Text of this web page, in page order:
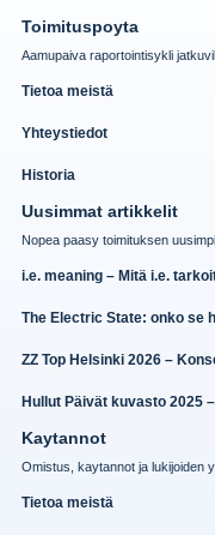
Toimituspoyta
Aamupaiva raportointisykli
Tietoa meistä
Yhteystiedot
Historia
Uusimmat artikkelit
Nopea paasy toimituksen
i.e. meaning – Mitä i.e.
The Electric State: onko se
ZZ Top Helsinki 2026 –
Hullut Päivät kuvasto 2025
Kaytannot
Omistus, kaytannot ja lukijoiden
Tietoa meistä